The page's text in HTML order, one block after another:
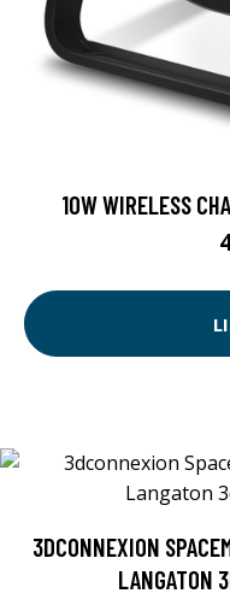
10W WIRELESS
3DCONNEXION
LANGATON